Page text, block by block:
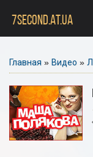
7SECOND.AT.UA
Главная » Видео »